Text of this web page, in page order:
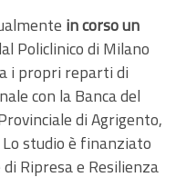
in corso un
Policlinico di Milano
i propri reparti di
con la Banca del
di Agrigento,
Lo studio è finanziato
Ripresa e Resilienza